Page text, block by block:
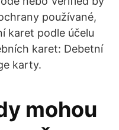
používané,
karet podle účelu
karet: Debetní
karty.
mohou